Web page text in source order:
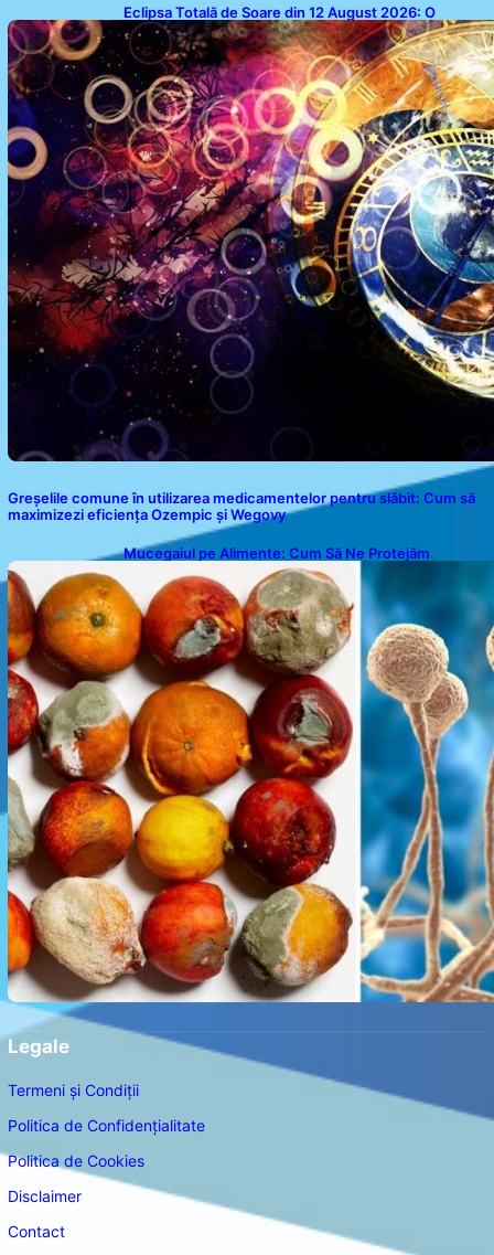
Eclipsa Totală de Soare din 12 August 2026: O
Analiză a Impactului asupra Trei Zodii și a Ciclului de
18 Ani
Greșelile comune în utilizarea medicamentelor pentru slăbit: Cum să
maximizezi eficiența Ozempic și Wegovy
Mucegaiul pe Alimente: Cum Să Ne Protejăm
Sănătatea?
Legale
Termeni și Condiții
Politica de Confidențialitate
Politica de Cookies
Disclaimer
Contact